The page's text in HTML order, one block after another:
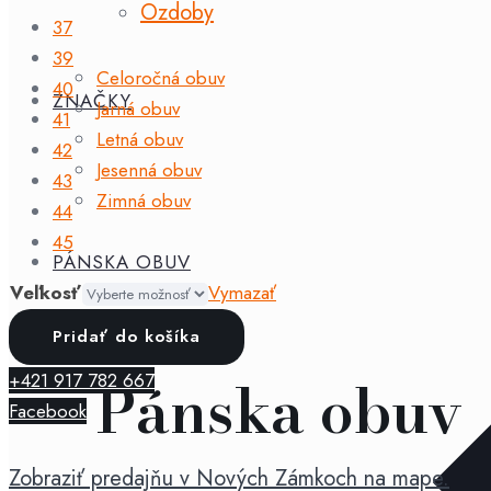
Ozdoby
ZNAČKY
Celoročná obuv
Jarná obuv
Letná obuv
Jesenná obuv
Zimná obuv
PÁNSKA OBUV
Pánska obuv
37
39
40
41
42
43
44
45
Veľkosť
Vymazať
množstvo
Mtng
-
tenisky
Black
Pridať do košíka
+421 917 782 667
Facebook
Zobraziť predajňu v Nových Zámkoch na mape.